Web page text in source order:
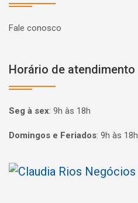
Fale conosco
Horário de atendimento
Seg à sex: 9h às 18h
Domingos e Feriados: 9h às 18h
Página inicial